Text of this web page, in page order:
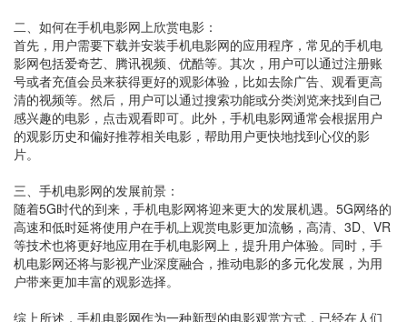
二、如何在手机电影网上欣赏电影：
首先，用户需要下载并安装手机电影网的应用程序，常见的手机电
影网包括爱奇艺、腾讯视频、优酷等。其次，用户可以通过注册账
号或者充值会员来获得更好的观影体验，比如去除广告、观看更高
清的视频等。然后，用户可以通过搜索功能或分类浏览来找到自己
感兴趣的电影，点击观看即可。此外，手机电影网通常会根据用户
的观影历史和偏好推荐相关电影，帮助用户更快地找到心仪的影
片。
三、手机电影网的发展前景：
随着5G时代的到来，手机电影网将迎来更大的发展机遇。5G网络的
高速和低时延将使用户在手机上观赏电影更加流畅，高清、3D、VR
等技术也将更好地应用在手机电影网上，提升用户体验。同时，手
机电影网还将与影视产业深度融合，推动电影的多元化发展，为用
户带来更加丰富的观影选择。
综上所述，手机电影网作为一种新型的电影观赏方式，已经在人们